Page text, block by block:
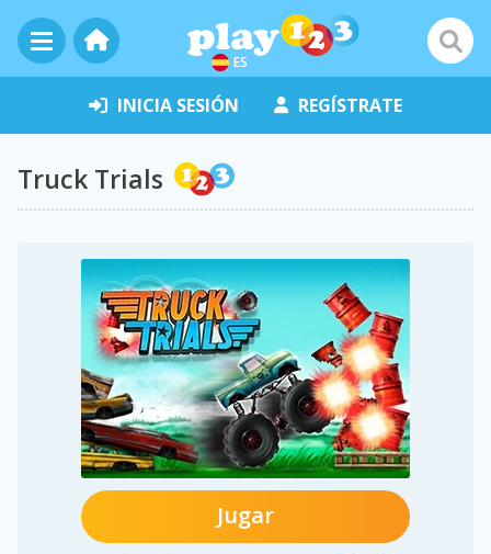
ES
INICIA SESIÓN REGÍSTRATE
Truck Trials
Jugar